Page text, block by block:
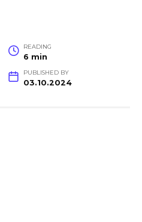
READING
6 min
PUBLISHED BY
03.10.2024